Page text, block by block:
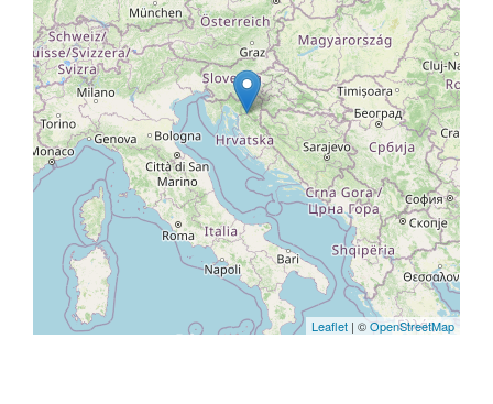
Leaflet | ©OpenStreetMap